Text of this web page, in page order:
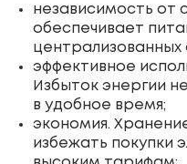
независимость от
обеспечивает
централизованных
эффективное
Избыток энергии
в удобное время;
экономия.
избежать покупки